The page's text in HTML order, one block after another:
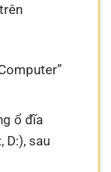
ổ đĩa
D:), sau